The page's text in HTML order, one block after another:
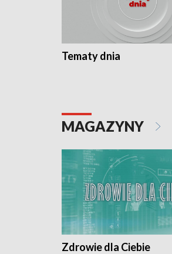
Tematy dnia
MAGAZYNY
Zdrowie dla Ciebie